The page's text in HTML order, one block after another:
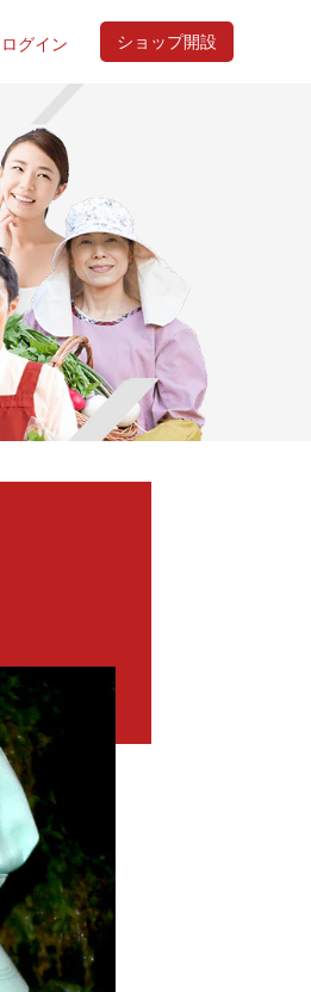
ログイン ショップ開設